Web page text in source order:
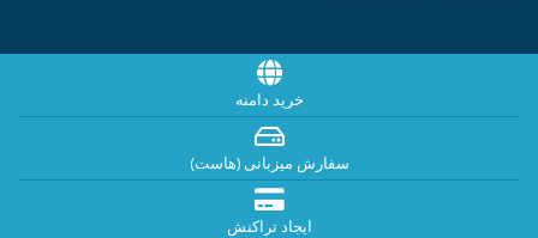
خرید دامنه
سفارش میزبانی (هاست)
ایجاد تراکنش